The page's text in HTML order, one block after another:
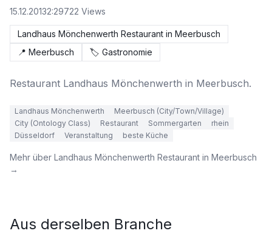
15.12.20132:29722 Views
Landhaus Mönchenwerth Restaurant in Meerbusch
📍 Meerbusch 🏷️ Gastronomie
Restaurant Landhaus Mönchenwerth in Meerbusch.
Landhaus Mönchenwerth
Meerbusch (City/Town/Village)
City (Ontology Class)
Restaurant Sommergarten
rhein
Düsseldorf
Veranstaltung beste Küche
Mehr über Landhaus Mönchenwerth Restaurant in Meerbusch
→
Aus derselben Branche